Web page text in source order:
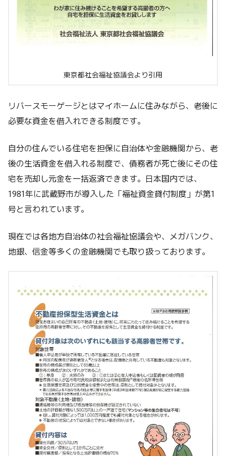
東京都社会福祉協議会より引用
リバースモーゲージとはマイホームに住みながら、老後に
必要な資金を借入れできる制度です。
自分の住んでいる住宅を担保に自治体や金融機関から、老
後の生活資金を借入れる制度で、債務者が死亡後にその住
宅を売却し元金を一括返済できます。日本国内では、
1981年に武蔵野市が導入した「福祉資金貸付制度」が第1
号と言われています。
現在では各地方自治体の社会福祉協議会や、メガバンク、
地銀、信金等多くの金融機関でも取り扱っております。